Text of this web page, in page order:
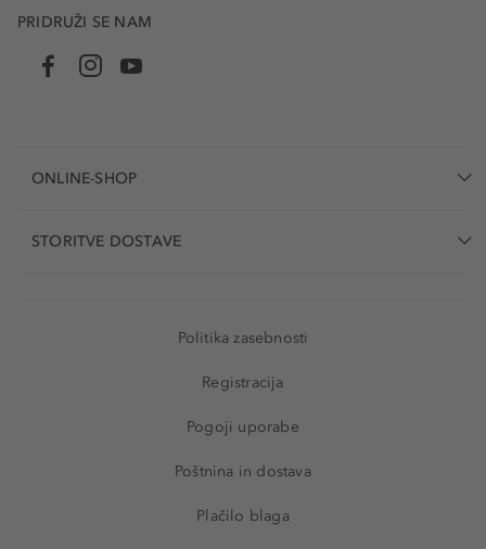
PRIDRUŽI SE NAM
ONLINE-SHOP
STORITVE DOSTAVE
Politika zasebnosti
Registracija
Pogoji uporabe
Poštnina in dostava
Plačilo blaga